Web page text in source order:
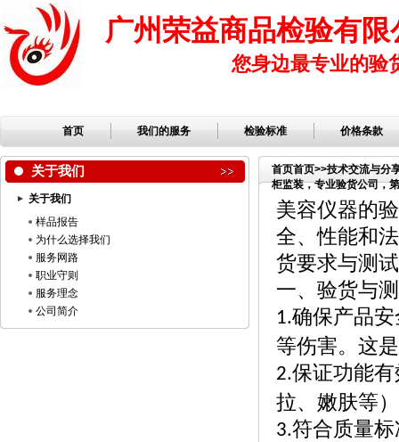
广州荣益商品检验有限
您身边最专业的验
首页 我们的服务 检验标准 价格条款
关于我们
关于我们
样品报告
为什么选择我们
服务网路
职业守则
服务理念
公司简介
首页首页>>技术交流与分
柜监装，专业验货公司，
品公司，服装检品，鞋子
美容仪器的
全、性能和
货要求与测
一、验货与
1.确保产品
等伤害。这
2.保证功能
拉、嫩肤等
3.符合质量